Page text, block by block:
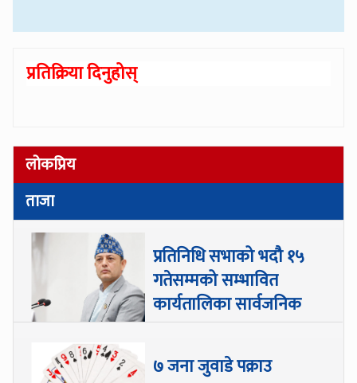
प्रतिक्रिया दिनुहोस्
लोकप्रिय
ताजा
प्रतिनिधि सभाको भदौ १५
गतेसम्मको सम्भावित
कार्यतालिका सार्वजनिक
७ जना जुवाडे पक्राउ